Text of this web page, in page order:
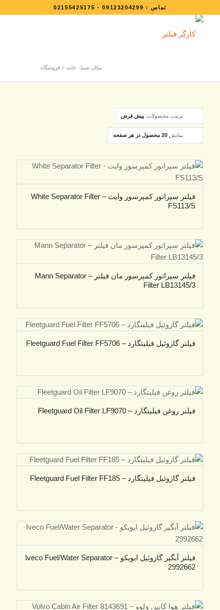
تماس : 09123204299
-
02155425175
مکان شما: خانه / فروشگاه
ترتیب محصولات: پیش فرض
نمایش 20 محصول در هر صفحه
فیلتر سپراتور کمپرسور وایت – White Separator Filter
FS113/S
فیلتر سپراتور کمپرسور مان فیلتر – Mann Separator
Filter LB13145/3
فیلتر گازوئیل فیلیتگارد – Fleetguard Fuel Filter FF5706
فیلتر روغن فیلیتگارد – Fleetguard Oil Filter LF9070
فیلتر گازوئیل فیلیتگارد – Fleetguard Fuel Filter FF185
فیلتر آبگیر گازوئیل ایویکو – Iveco Fuel/Water Separator
2992662